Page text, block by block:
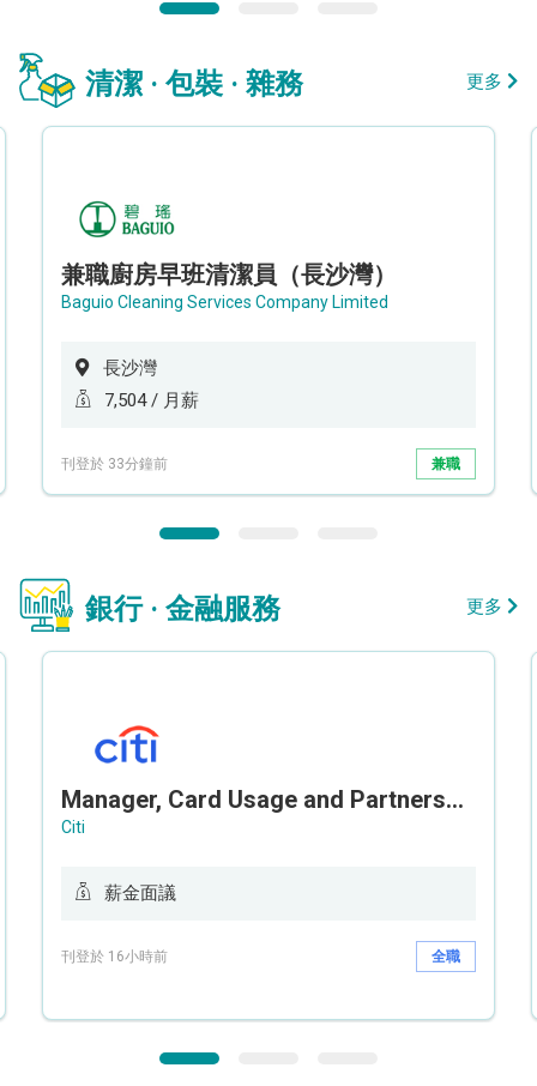
清潔 · 包裝 · 雜務 更多
兼職廚房早班清潔員（長沙灣）
Baguio Cleaning Services Company Limited
長沙灣
7,504 / 月薪
刊登於 33分鐘前 兼職
銀行 · 金融服務 更多
Manager, Card Usage and Partnership
Citi
薪金面議
刊登於 16小時前 全職